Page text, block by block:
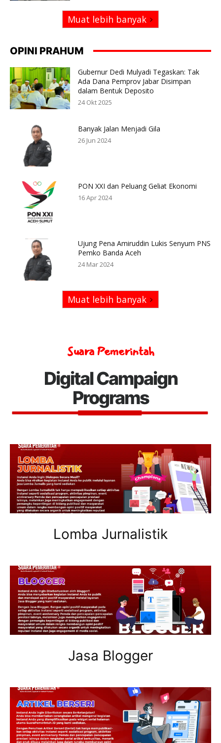
Muat lebih banyak
OPINI PRAHUM
Gubernur Dedi Mulyadi Tegaskan: Tak
Ada Dana Pemprov Jabar Disimpan
dalam Bentuk Deposito
24 Okt 2025
Banyak Jalan Menjadi Gila
26 Jun 2024
PON XXI dan Peluang Geliat Ekonomi
16 Apr 2024
Ujung Pena Amiruddin Lukis Senyum PNS
Pemko Banda Aceh
24 Mar 2024
Muat lebih banyak
Suara Pemerintah
Digital Campaign
Programs
Lomba Jurnalistik
Jasa Blogger